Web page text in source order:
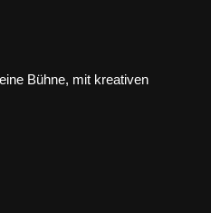
Bühne, mit kreativen